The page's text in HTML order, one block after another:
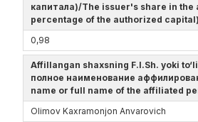
капитала)/The issuer's share in the
percentage of the authorized
0,98
Affillangan shaxsning F.I.Sh. yoki
полное наименование
name or full name of the affiliated
Olimov Kaxramonjon Anvarovich